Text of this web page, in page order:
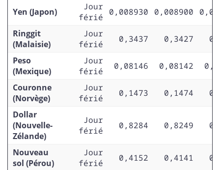
Yen (Japon)
Jour
férié
0,008930 0,008900
Ringgit
(Malaisie)
Jour
férié
0,3437 0,3427
Peso
(Mexique)
Jour
férié
0,08146 0,08142
Couronne
(Norvège)
Jour
férié
0,1473 0,1474
Dollar
(Nouvelle-
Zélande)
Jour
férié
0,8284 0,8249
Nouveau
sol (Pérou)
Jour
férié
0,4152 0,4141